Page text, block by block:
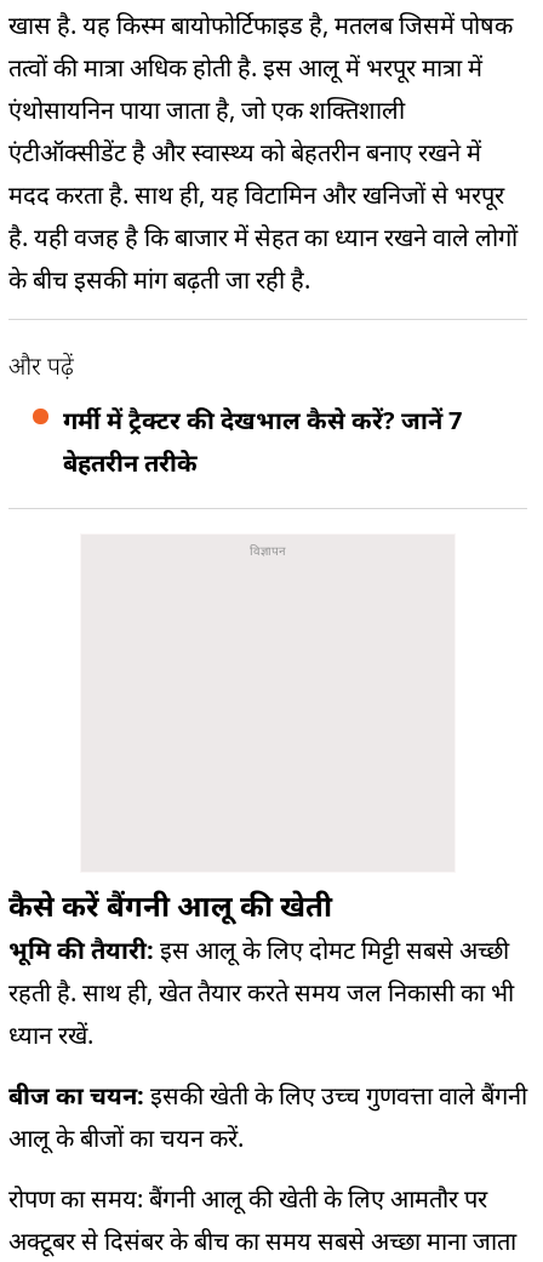
खास है. यह किस्म बायोफोर्टिफाइड है, मतलब जिसमें पोषक
तत्वों की मात्रा अधिक होती है. इस आलू में भरपूर मात्रा में
एंथोसायनिन पाया जाता है, जो एक शक्तिशाली
एंटीऑक्सीडेंट है और स्वास्थ्य को बेहतरीन बनाए रखने में
मदद करता है. साथ ही, यह विटामिन और खनिजों से भरपूर
है. यही वजह है कि बाजार में सेहत का ध्यान रखने वाले लोगों
के बीच इसकी मांग बढ़ती जा रही है.
और पढ़ें
गर्मी में ट्रैक्टर की देखभाल कैसे करें? जानें 7
बेहतरीन तरीके
कैसे करें बैंगनी आलू की खेती
भूमि की तैयारी: इस आलू के लिए दोमट मिट्टी सबसे अच्छी
रहती है. साथ ही, खेत तैयार करते समय जल निकासी का भी
ध्यान रखें.
बीज का चयन: इसकी खेती के लिए उच्च गुणवत्ता वाले बैंगनी
आलू के बीजों का चयन करें.
रोपण का समय: बैंगनी आलू की खेती के लिए आमतौर पर
अक्टूबर से दिसंबर के बीच का समय सबसे अच्छा माना जाता